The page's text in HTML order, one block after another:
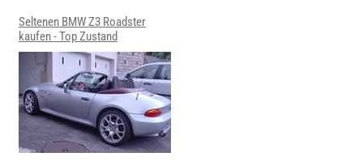
Seltenen BMW Z3 Roadster
kaufen - Top Zustand